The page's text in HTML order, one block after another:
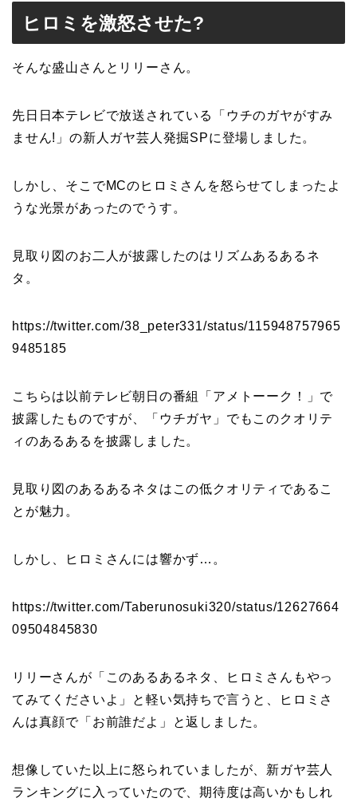
ヒロミを激怒させた?
そんな盛山さんとリリーさん。
先日日本テレビで放送されている「ウチのガヤがすみ
ません!」の新人ガヤ芸人発掘SPに登場しました。
しかし、そこでMCの ヒロミさんを怒らせてしまった よ
うな光景があったのでうす。
見取り図のお二人が披露したのはリズムあるあるネ
タ。
https://twitter.com/38_peter331/status/115948757965
9485185
こちらは以前テレビ朝日の番組「アメトーーク！」で
披露したものですが、「ウチガヤ」でもこのクオリテ
ィのあるあるを披露しました。
見取り図のあるあるネタはこの低クオリティであるこ
とが魅力。
しかし、ヒロミさんには響かず…。
https://twitter.com/Taberunosuki320/status/12627664
09504845830
リリーさんが「このあるあるネタ、ヒロミさんもやっ
てみてくださいよ」と軽い気持ちで言うと、ヒロミさ
んは真顔で「お前誰だよ」と返しました。
想像していた以上に怒られていましたが、新ガヤ芸人
ランキングに入っていたので、期待度は高いかもしれ